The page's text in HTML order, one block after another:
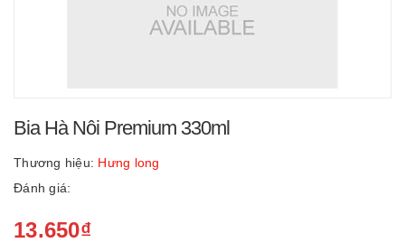
Bia Hà Nôi Premium 330ml
Thương hiệu: Hưng long
Đánh giá:
13.650₫